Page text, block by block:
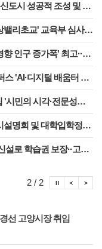
조성 및 자족기능 강화 협력'
육부 심사 통과··2030년 개교
' 최고··풍산동도 증가세 지속
배움터 체험존' 12월까지 운영
·전문성으로 감사행정 제고'
학입학정보박람회' 8일 개최
장··고양자유학교 문제 해소
선 고양시장 취임
2 / 2 포
포토이